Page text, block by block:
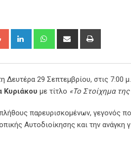
Google+ LinkedIn WhatsappShare
Δευτέρα 29 Σεπτεμβρίου, στις 7:00
Κυριάκου με τίτλο «Το Στοίχημα
παρευρισκομένων, γεγονός
Αυτοδιοίκησης και την ανάγκη